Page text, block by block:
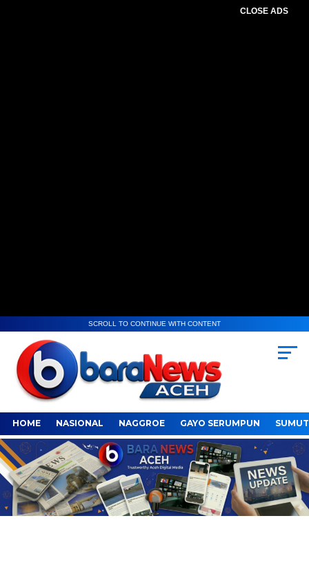
CLOSE ADS
SCROLL TO CONTINUE WITH CONTENT
HOME NASIONAL NAGGROE GAYO SERUMPUN SUMUT